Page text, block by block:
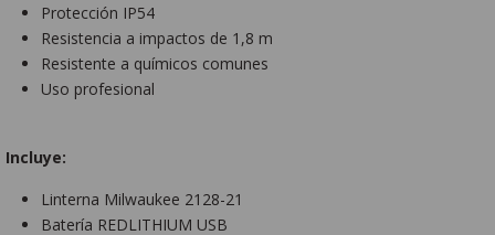
Protección IP54
Resistencia a impactos de 1,8 m
Resistente a químicos comunes
Uso profesional
Incluye:
Linterna Milwaukee 2128-21
Batería REDLITHIUM USB